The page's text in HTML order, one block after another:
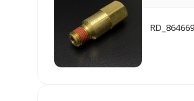
RD_864669